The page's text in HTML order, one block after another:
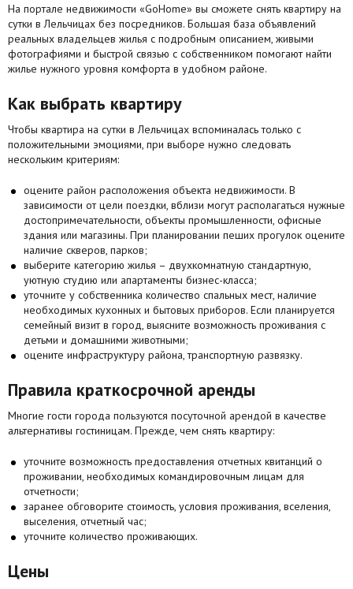
На портале недвижимости «GoHome» вы сможете снять квартиру на
сутки в Лельчицах без посредников. Большая база объявлений
реальных владельцев жилья с подробным описанием, живыми
фотографиями и быстрой связью с собственником помогают найти
жилье нужного уровня комфорта в удобном районе.
Как выбрать квартиру
Чтобы квартира на сутки в Лельчицах вспоминалась только с
положительными эмоциями, при выборе нужно следовать
нескольким критериям:
оцените район расположения объекта недвижимости. В
зависимости от цели поездки, вблизи могут располагаться нужные
достопримечательности, объекты промышленности, офисные
здания или магазины. При планировании пеших прогулок оцените
наличие скверов, парков;
выберите категорию жилья – двухкомнатную стандартную,
уютную студию или апартаменты бизнес-класса;
уточните у собственника количество спальных мест, наличие
необходимых кухонных и бытовых приборов. Если планируется
семейный визит в город, выясните возможность проживания с
детьми и домашними животными;
оцените инфраструктуру района, транспортную развязку.
Правила краткосрочной аренды
Многие гости города пользуются посуточной арендой в качестве
альтернативы гостиницам. Прежде, чем снять квартиру:
уточните возможность предоставления отчетных квитанций о
проживании, необходимых командировочным лицам для
отчетности;
заранее обговорите стоимость, условия проживания, вселения,
выселения, отчетный час;
уточните количество проживающих.
Цены